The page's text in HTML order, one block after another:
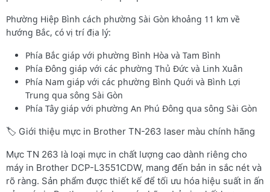
Phường Hiệp Bình cách phường Sài Gòn khoảng 11 km về
hướng Bắc, có vị trí địa lý:
Phía Bắc giáp với phường Bình Hòa và Tam Bình
Phía Đông giáp với các phường Thủ Đức và Linh Xuân
Phía Nam giáp với các phường Bình Quới và Bình Lợi
Trung qua sông Sài Gòn
Phía Tây giáp với phường An Phú Đông qua sông Sài Gòn
🏷️ Giới thiệu mực in Brother TN-263 laser màu chính hãng
Mực TN 263 là loại mực in chất lượng cao dành riêng cho
máy in Brother DCP-L3551CDW, mang đến bản in sắc nét và
rõ ràng. Sản phẩm được thiết kế để tối ưu hóa hiệu suất in ấn